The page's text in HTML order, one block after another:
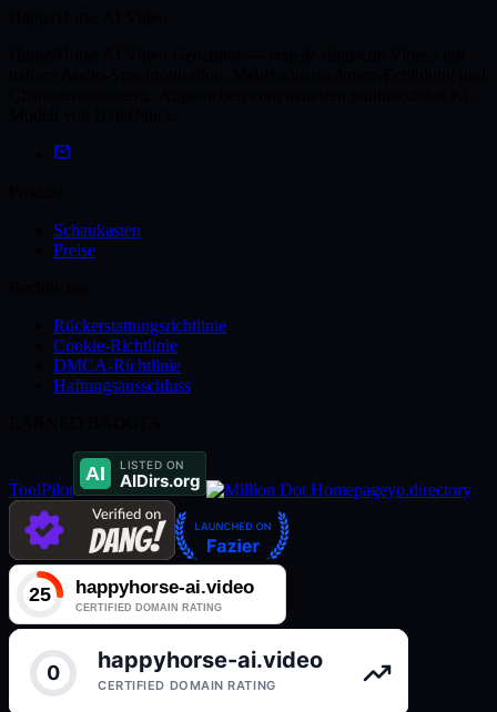
Schaukasten
Preise
Rückerstattungsrichtlinie
Cookie-Richtlinie
DMCA-Richtlinie
Haftungsausschluss
ToolPilot yo.directory